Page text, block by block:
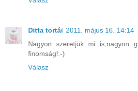
Ditta tortái 2011. május 16. 14:14
Nagyon szeretjük mi is,nagyon
finomság!:-)
Válasz